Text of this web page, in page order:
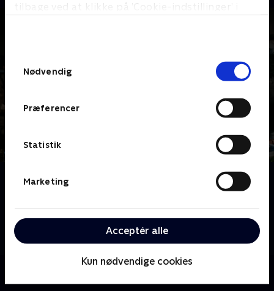
tilbage ved at klikke på ’Cookie-indstillinger’ i
Nødvendig
Præferencer
Statistik
Marketing
Acceptér alle
Kun nødvendige cookies
Om Jul med Ernst
Ernst Kirchsteiger inviterer os ind i sin magiske
og viser, hvordan julen kan blive personlig og varm -
uden at koste for meget.